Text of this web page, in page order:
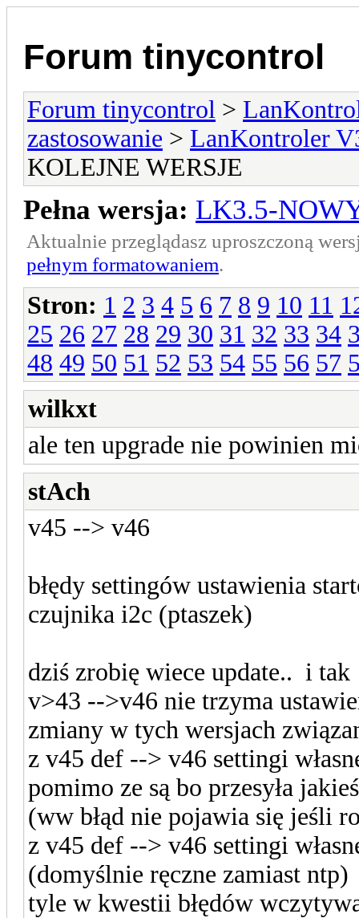
Forum tinycontrol
Forum tinycontrol >
zastosowanie > LanKontroler
KOLEJNE WERSJE
Pełna wersja: LK3.5-
Aktualnie przeglądasz uproszczoną
pełnym formatowaniem.
Stron: 1 2 3 4 5 6 7 8 9 10 11
25 26 27 28 29 30 31 32 33 34
48 49 50 51 52 53 54 55 56 57
wilkxt
ale ten upgrade nie powinien
stAch
v45 --> v46
błędy settingów ustawienia
czujnika i2c (ptaszek)
dziś zrobię wiece update.. i tak
v>43 -->v46 nie trzyma
zmiany w tych wersjach
z v45 def --> v46 settingi
pomimo ze są bo przesyła
(ww błąd nie pojawia się jeśli
z v45 def --> v46 settingi
(domyślnie ręczne zamiast ntp)
tyle w kwestii błędów